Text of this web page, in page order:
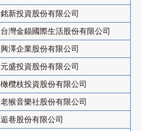
銘新投資股份有限公司
台灣金錨國際生活股份有限公司
興澤企業股份有限公司
元盛投資股份有限公司
橄欖枝投資股份有限公司
老猴音樂社股份有限公司
逅巷股份有限公司